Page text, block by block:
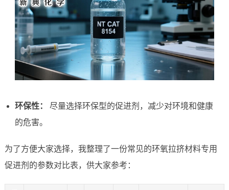
环保性：
尽量选择环保型的促进剂，减少对环境和健康
的危害。
为了方便大家选择，我整理了一份常见的环氧拉挤材料专用
促进剂的参数对比表，供大家参考：